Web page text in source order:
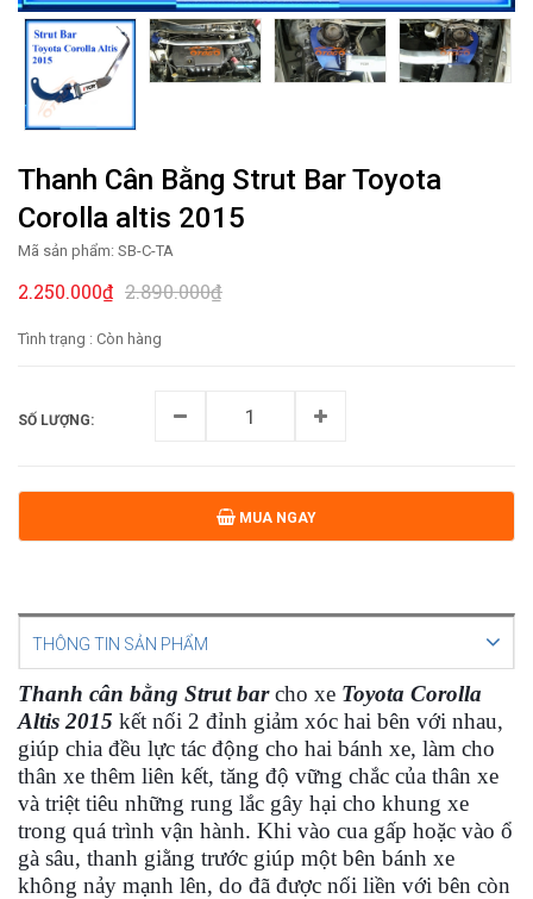
Thanh Cân Bằng Strut Bar Toyota
Corolla altis 2015
Mã sản phẩm: SB-C-TA
2.250.000₫ 2.890.000₫
Tình trạng : Còn hàng
SỐ LƯỢNG:
MUA NGAY
THÔNG TIN SẢN PHẨM
Thanh cân bằng Strut barcho xe Toyota Corolla
Altis 2015 kết nối 2 đỉnh giảm xóc hai bên với nhau,
giúp chia đều lực tác động cho hai bánh xe, làm cho
thân xe thêm liên kết, tăng độ vững chắc của thân xe
và triệt tiêu những rung lắc gây hại cho khung xe
trong quá trình vận hành. Khi vào cua gấp hoặc vào ổ
gà sâu, thanh giằng trước giúp một bên bánh xe
không nảy mạnh lên, do đã được nối liền với bên còn